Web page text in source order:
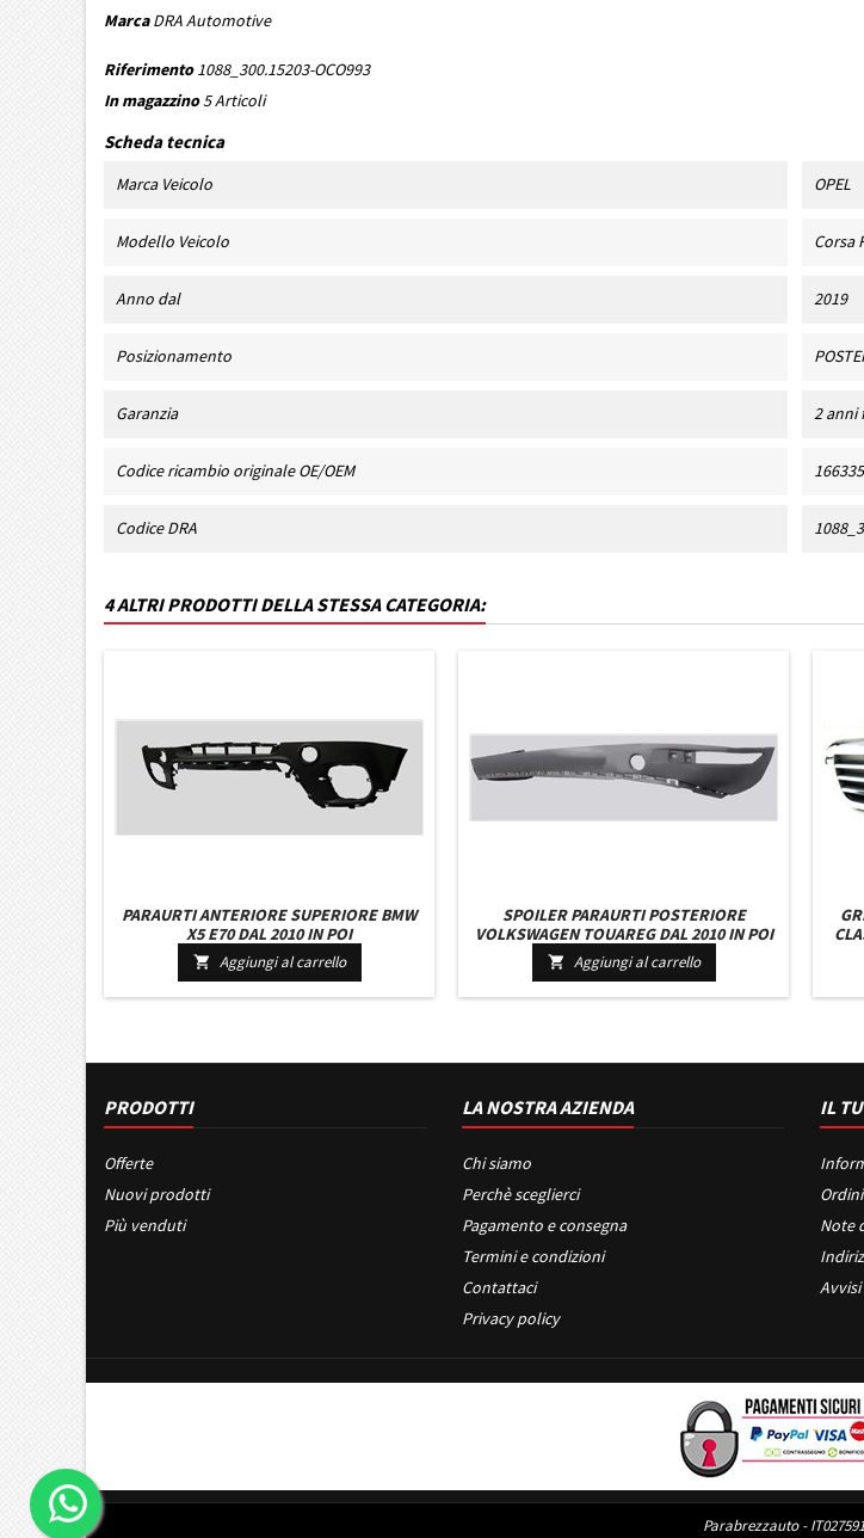
Marca DRA Automotive
Riferimento 1088_300.15203-OCO993
In magazzino5 Articoli
Scheda tecnica
Marca Veicolo OPEL
Modello Veicolo Corsa
Anno dal 2019
Posizionamento
Garanzia 2 anni
Codice ricambio originale OE/OEM
Codice DRA
4 ALTRI PRODOTTI DELLA STESSA CATEGORIA:
PARAURTI ANTERIORE SUPERIORE BMW
X5 E70 DAL 2010 IN POI
 Aggiungi al carrello
SPOILER PARAURTI POSTERIORE
VOLKSWAGEN TOUAREG DAL 2010 IN POI
 Aggiungi al carrello
PRODOTTI
Offerte
Nuovi prodotti
Più venduti
LA NOSTRA AZIENDA
Chi siamo
Perchè sceglierci
Pagamento e consegna
Termini e condizioni
Contattaci
Privacy policy
IL
Ordini
Note
Avvisi
Parabrezzauto -